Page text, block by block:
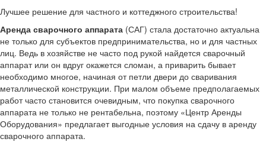
Лучшее решение для частного и коттеджного строительства!
Аренда сварочного аппарата (САГ) стала достаточно актуальна
не только для субъектов предпринимательства, но и для частных
лиц. Ведь в хозяйстве не часто под рукой найдется сварочный
аппарат или он вдруг окажется сломан, а приварить бывает
необходимо многое, начиная от петли двери до сваривания
металлической конструкции. При малом объеме предполагаемых
работ часто становится очевидным, что покупка сварочного
аппарата не только не рентабельна, поэтому «Центр Аренды
Оборудования» предлагает выгодные условия на сдачу в аренду
сварочного аппарата.